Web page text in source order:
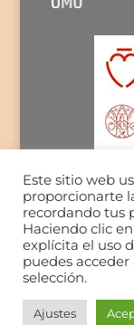
Este sitio web
proporcionarte
recordando tus
Haciendo clic
explícita el uso
puedes acceder
selección.
Ajustes